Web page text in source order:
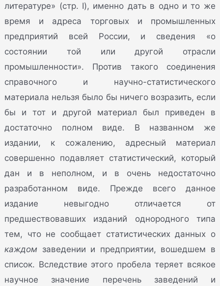
литературе» (стр. I), именно дать в одно и то же
время и адреса торговых и промышленных
предприятий всей России, и сведения «о
состоянии той или другой отрасли
промышленности». Против такого соединения
справочного и научно-статистического
материала нельзя было бы ничего возразить, если
бы и тот и другой материал был приведен в
достаточно полном виде. В названном же
издании, к сожалению, адресный материал
совершенно подавляет статистический, который
дан и в неполном, и в очень недостаточно
разработанном виде. Прежде всего данное
издание невыгодно отличается от
предшествовавших изданий однородного типа
тем, что не сообщает статистических данных о
каждом заведении и предприятии, вошедшем в
список. Вследствие этого пробела теряет всякое
научное значение перечень заведений и